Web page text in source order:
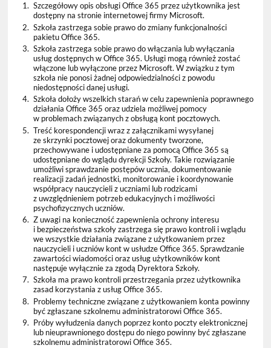
1. Szczegółowy opis obsługi Office 365 przez użytkownika jest
dostępny na stronie internetowej firmy Microsoft.
2. Szkoła zastrzega sobie prawo do zmiany funkcjonalności
pakietu Office 365.
3. Szkoła zastrzega sobie prawo do włączania lub wyłączania
usług dostępnych w Office 365. Usługi mogą również zostać
włączone lub wyłączone przez Microsoft. W związku z tym
szkoła nie ponosi żadnej odpowiedzialności z powodu
niedostępności danej usługi.
4. Szkoła dołoży wszelkich starań w celu zapewnienia poprawnego
działania Office 365 oraz udziela możliwej pomocy
w problemach związanych z obsługą kont pocztowych.
5. Treść korespondencji wraz z załącznikami wysyłanej
ze skrzynki pocztowej oraz dokumenty tworzone,
przechowywane i udostępniane za pomocą Office 365 są
udostępniane do wglądu dyrekcji Szkoły. Takie rozwiązanie
umożliwi sprawdzanie postępów ucznia, dokumentowanie
realizacji zadań jednostki, monitorowanie i koordynowanie
współpracy nauczycieli z uczniami lub rodzicami
z uwzględnieniem potrzeb edukacyjnych i możliwości
psychofizycznych uczniów.
6. Z uwagi na konieczność zapewnienia ochrony interesu
i bezpieczeństwa szkoły zastrzega się prawo kontroli i wglądu
we wszystkie działania związane z użytkowaniem przez
nauczycieli i uczniów kont w usłudze Office 365. Sprawdzanie
zawartości wiadomości oraz usług użytkowników kont
następuje wyłącznie za zgodą Dyrektora Szkoły.
7. Szkoła ma prawo kontroli przestrzegania przez użytkownika
zasad korzystania z usług Office 365.
8. Problemy techniczne związane z użytkowaniem konta powinny
być zgłaszane szkolnemu administratorowi Office 365.
9. Próby wyłudzenia danych poprzez konto poczty elektronicznej
lub nieuprawnionego dostępu do niego powinny być zgłaszane
szkolnemu administratorowi Office 365.